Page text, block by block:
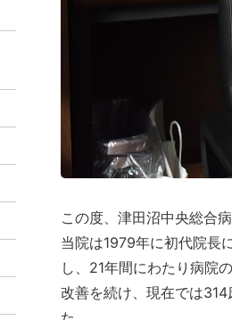
この度、津田沼中央総合
当院は1979年に初代院長
し、21年間にわたり病院
改善を続け、現在では